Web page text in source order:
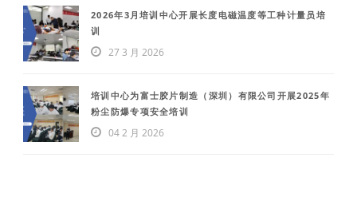
2026年3月培训中心开展长度电磁温度等工种计量员培
训
27 3 月 2026
培训中心为富士胶片制造（深圳）有限公司开展2025年
粉尘防爆专项安全培训
04 2 月 2026